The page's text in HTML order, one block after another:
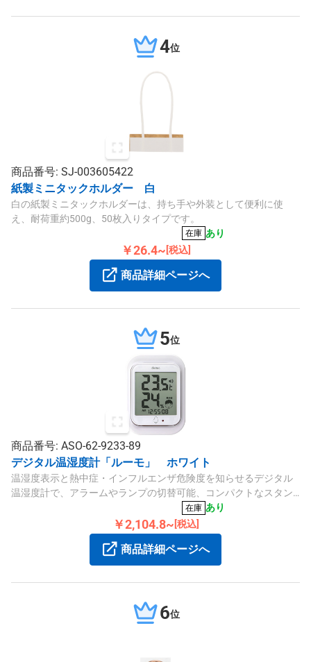
4位
商品番号: SJ-003605422
紙製ミニタックホルダー 白
白の紙製ミニタックホルダーは、持ち手や外装として便利に使
え、耐荷重約500g、50枚入りタイプです。
在庫 あり
￥26.4~[税込]
商品詳細ページへ
5位
商品番号: ASO-62-9233-89
デジタル温湿度計「ルーモ」 ホワイト
温湿度表示と熱中症・インフルエンザ危険度を知らせるデジタル
温湿度計で、アラームやランプの切替可能、コンパクトなスタン
在庫 あり
￥2,104.8~ [税込]
商品詳細ページへ
6位